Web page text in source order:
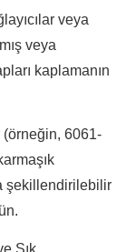
veya
veya
kaplamanın
(örneğin, 6061-
şekillendirilebilir